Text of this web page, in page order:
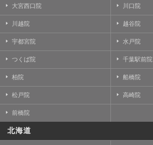
大宮西口院 川口院
川越院 越谷院
宇都宮院 水戸院
つくば院 千葉駅前院
柏院 船橋院
松戸院 高崎院
前橋院
北海道